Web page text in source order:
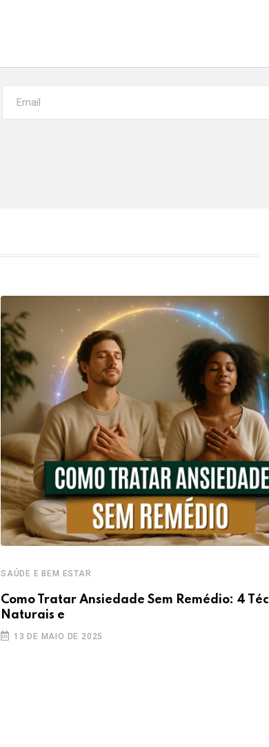
SAÚDE E BEM ESTAR
Como Tratar Ansiedade Sem Remédio: 4
Naturais e
13 DE MAIO DE 2025